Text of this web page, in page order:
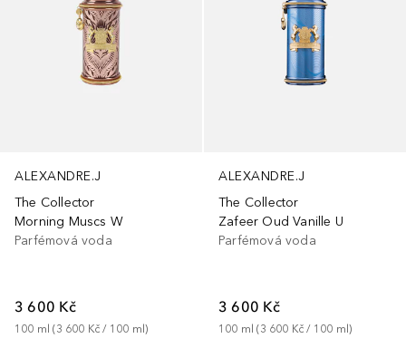
ALEXANDRE.J
The Collector
Morning Muscs W
Parfémová voda
3 600 Kč
100 ml (3 600 Kč / 100 ml)
ALEXANDRE.J
The Collector
Zafeer Oud Vanille U
Parfémová voda
3 600 Kč
100 ml (3 600 Kč / 100 ml)